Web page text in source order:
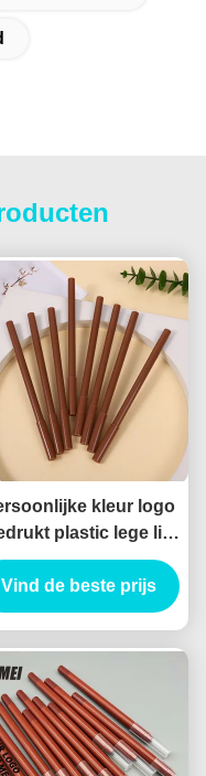
kleur logo
plastic lege lip
liner buis pakket
dunne lipliner
buis
Vind de beste prijs